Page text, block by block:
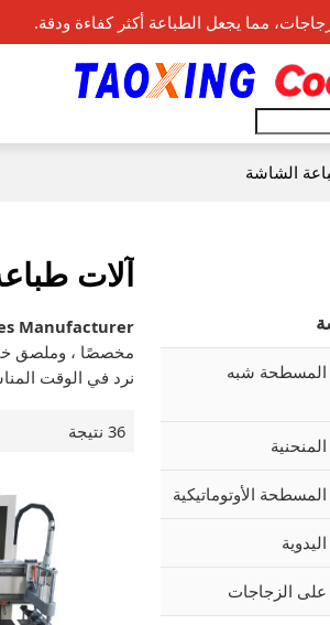
مما يجعل الطباعة أكثر كفاءة ودقة.
الشاشة
آلات
Manufacturer
مخصصًا ، وملصق
نرد في الوقت
36 نتيجة
المسطحة شبه
الأوتوماتيكية
الزجاجات